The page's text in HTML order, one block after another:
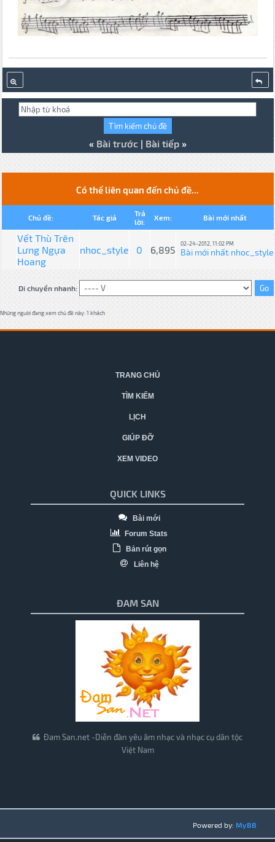
« Bài trước| Bài tiếp»
Có thể liên quan đến chủ đề...
Chủ đề: Tác giả
Trả
lời:
Xem: Bài mới nhất
Vết Thù Trên
Lưng Ngựa
Hoang
nhoc_style 0 6,895
02-24-2012, 11:02 PM
Bài mới nhất: nhoc_style
Di chuyển nhanh:
Những người đang xem chủ đề này: 1 khách
TRANG CHỦ
TÌM KIẾM
LỊCH
GIÚP ĐỠ
XEM VIDEO
QUICK LINKS
Bài mới
Forum Stats
Bản rút gọn
Liên hệ
ĐAM SAN
Đam San.net -Diễn đàn yêu âm nhạc và nhạc cụ dân tộc
Việt Nam
Powered by: MyBB